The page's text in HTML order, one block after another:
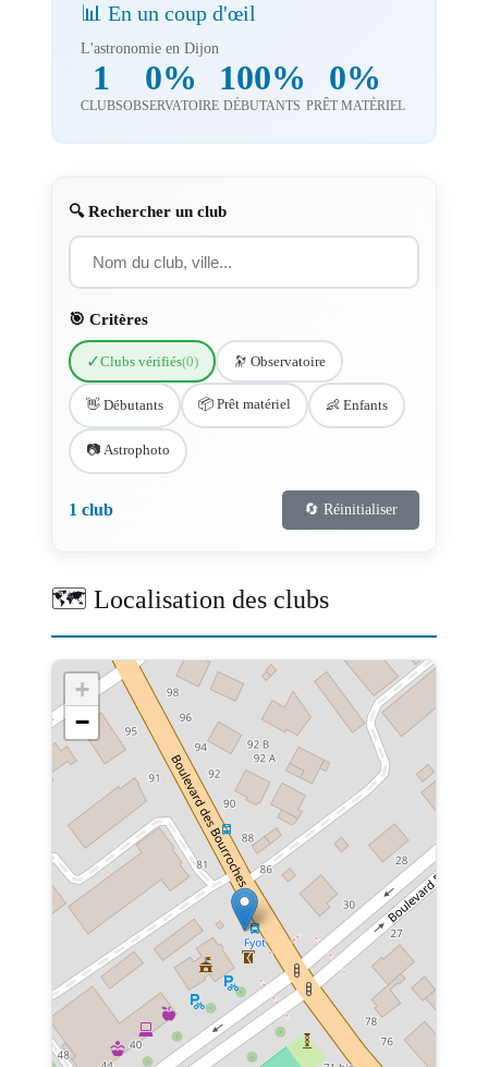
📊 En un coup d'œil
L'astronomie en Dijon
1
CLUBS
0%
OBSERVATOIRE
100%
DÉBUTANTS
0%
PRÊT MATÉRIEL
🔍 Rechercher un club
🎯 Critères
✓Clubs vérifiés(0) 🔭 Observatoire
👋 Débutants 📦 Prêt matériel 👶 Enfants
📷 Astrophoto
1 club 🔄 Réinitialiser
🗺️ Localisation des clubs
+
−